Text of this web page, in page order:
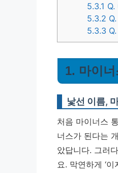
5.3.1
5.3.2
5.3.3
1. 마이
낯선 이름,
처음 마이너스
너스가 된다는
았답니다. 그러
요. 막연하게 ‘